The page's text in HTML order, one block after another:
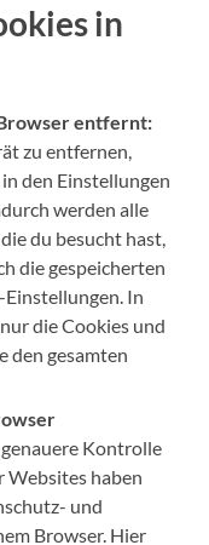
in
entfernt:
zu entfernen,
den Einstellungen
werden alle
du besucht hast,
die gespeicherten
In
die Cookies und
den gesamten
Kontrolle
Websites haben
und
Browser. Hier